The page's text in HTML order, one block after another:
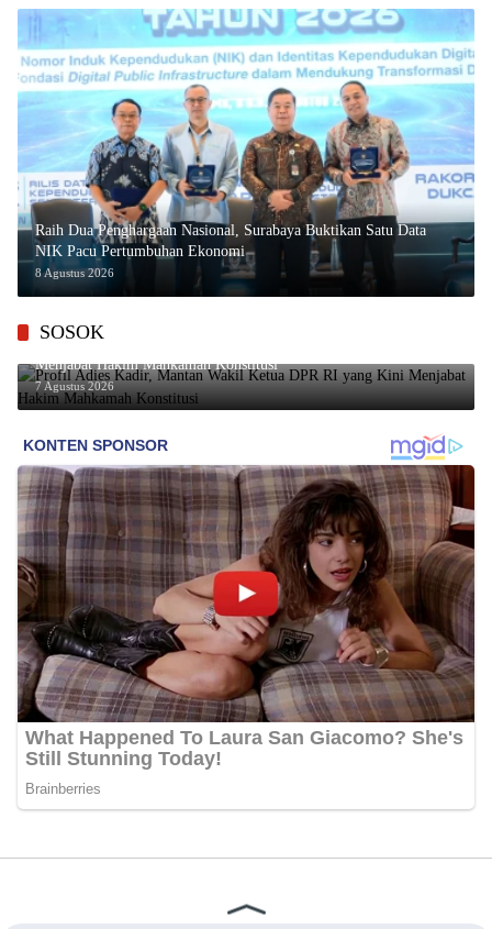
Raih Dua Penghargaan Nasional, Surabaya Buktikan Satu Data
NIK Pacu Pertumbuhan Ekonomi
8 Agustus 2026
SOSOK
Profil Adies Kadir, Mantan Wakil Ketua DPR RI yang Kini
Menjabat Hakim Mahkamah Konstitusi
7 Agustus 2026